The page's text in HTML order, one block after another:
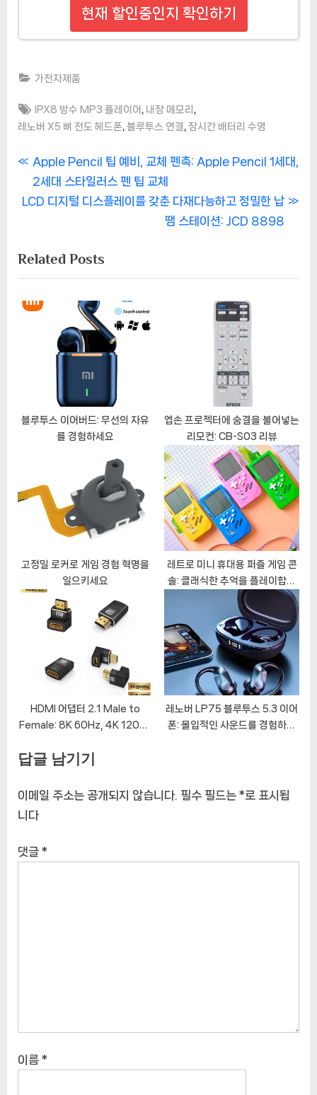
현재 할인중인지 확인하기
가전자제품
Tags:
IPX8 방수 MP3 플레이어 내장 메모리
레노버 X5 뼈 전도 헤드폰 블루투스 연결 장시간 배터리 수명
글
탐
P
r
e
o
u
s
Apple Pencil 팁 예비, 교체 펜촉: Apple Pencil 1세대,
2세대 스타일러스 펜 팁 교체
N
t
P
o
LCD 디지털 디스플레이를 갖춘 다재다능하고 정밀한 납
땜 스테이션: JCD 8898
Related Posts
블루투스 이어버드: 무선의 자유
를 경험하세요
엡손 프로젝터에 숨결을 불어넣는
리모컨: CB-S03 리뷰
고정밀 로커로 게임 경험 혁명을
일으키세요
레트로 미니 휴대용 퍼즐 게임 콘
솔: 클래식한 추억을 플레이합니
HDMI 어댑터 2.1 Male to
Female: 8K 60Hz, 4K 120Hz
레노버 LP75 블루투스 5.3 이어
폰: 몰입적인 사운드를 경험하세
답글 남기기
이메일 주소는 공개되지 않습니다. 필수 필드는 *로 표시됩
니다
댓글 *
이름 *